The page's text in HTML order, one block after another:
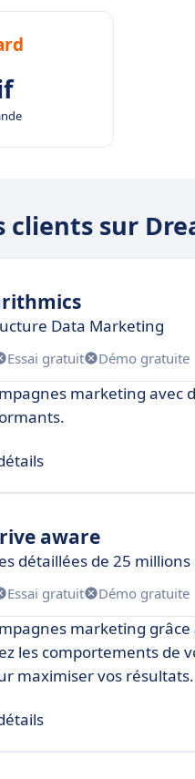
sur
Data Marketing
Essai gratuit Démo gratuite
marketing avec
aware
détaillées de 25
Essai gratuit Démo gratuite
marketing grâce
les comportements de
maximiser vos résultats.